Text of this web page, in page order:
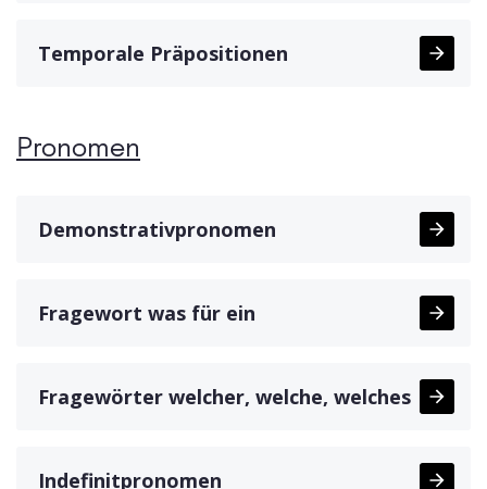
Temporale Präpositionen
Pronomen
Demonstrativpronomen
Fragewort was für ein
Fragewörter welcher, welche, welches
Indefinitpronomen